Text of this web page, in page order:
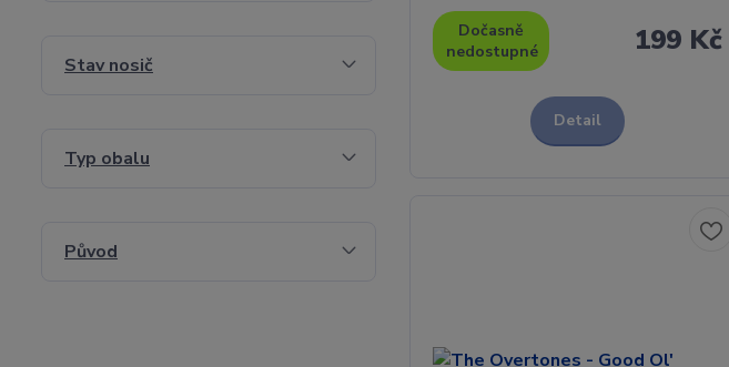
199 Kč
Dočasně
nedostupné
Detail
Stav nosič
Typ obalu
Původ